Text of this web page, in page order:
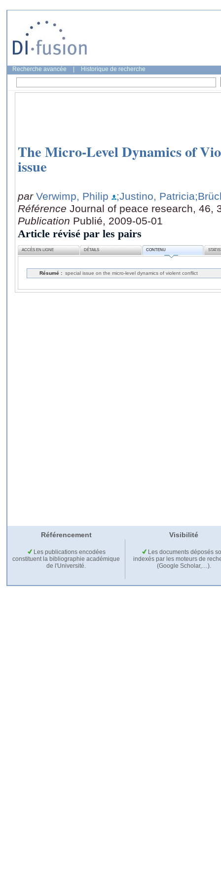
Recherche avancée Historique de recherche
The Micro-Level Dynamics of
issue
par Verwimp, Philip ;Justino, Patricia
Référence Journal of peace research, 46,
Publication Publié, 2009-05-01
Article révisé par les pairs
ACCÈS EN LIGNE DÉTAILS CONTENU
Résumé : special issue on the micro-level dynamics of violent conflict
Référencement Visibilité
Les publications encodées
constituent la bibliographie académique
de l'Université.
Les documents déposés
indexés par les moteurs de
(Google Scholar,…).